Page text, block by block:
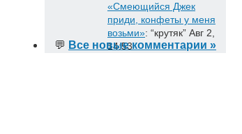
«Смеющийся Джек
приди, конфеты у меня
возьми»: “крутяк” Авг 2,
14:53
💬 Все новые комментарии »